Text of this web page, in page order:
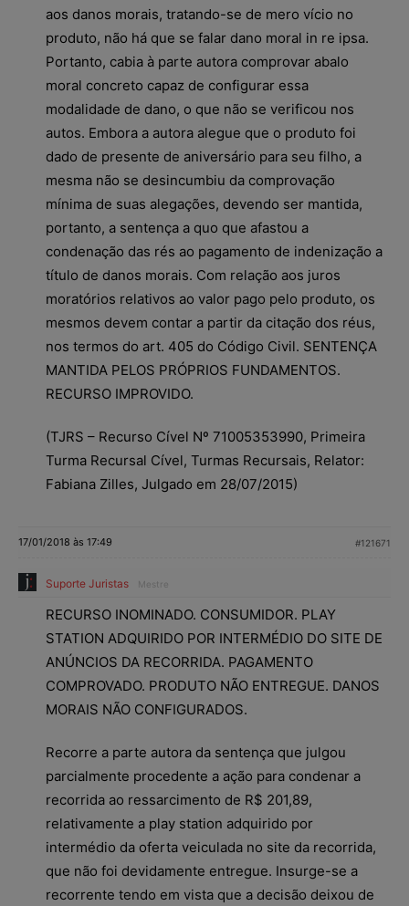
aos danos morais, tratando-se de mero vício no
produto, não há que se falar dano moral in re ipsa.
Portanto, cabia à parte autora comprovar abalo
moral concreto capaz de configurar essa
modalidade de dano, o que não se verificou nos
autos. Embora a autora alegue que o produto foi
dado de presente de aniversário para seu filho, a
mesma não se desincumbiu da comprovação
mínima de suas alegações, devendo ser mantida,
portanto, a sentença a quo que afastou a
condenação das rés ao pagamento de indenização a
título de danos morais. Com relação aos juros
moratórios relativos ao valor pago pelo produto, os
mesmos devem contar a partir da citação dos réus,
nos termos do art. 405 do Código Civil. SENTENÇA
MANTIDA PELOS PRÓPRIOS FUNDAMENTOS.
RECURSO IMPROVIDO.
(TJRS – Recurso Cível Nº 71005353990, Primeira
Turma Recursal Cível, Turmas Recursais, Relator:
Fabiana Zilles, Julgado em 28/07/2015)
17/01/2018 às 17:49 #121671
Suporte Juristas Mestre
RECURSO INOMINADO. CONSUMIDOR. PLAY
STATION ADQUIRIDO POR INTERMÉDIO DO SITE DE
ANÚNCIOS DA RECORRIDA. PAGAMENTO
COMPROVADO. PRODUTO NÃO ENTREGUE. DANOS
MORAIS NÃO CONFIGURADOS.
Recorre a parte autora da sentença que julgou
parcialmente procedente a ação para condenar a
recorrida ao ressarcimento de R$ 201,89,
relativamente a play station adquirido por
intermédio da oferta veiculada no site da recorrida,
que não foi devidamente entregue. Insurge-se a
recorrente tendo em vista que a decisão deixou de